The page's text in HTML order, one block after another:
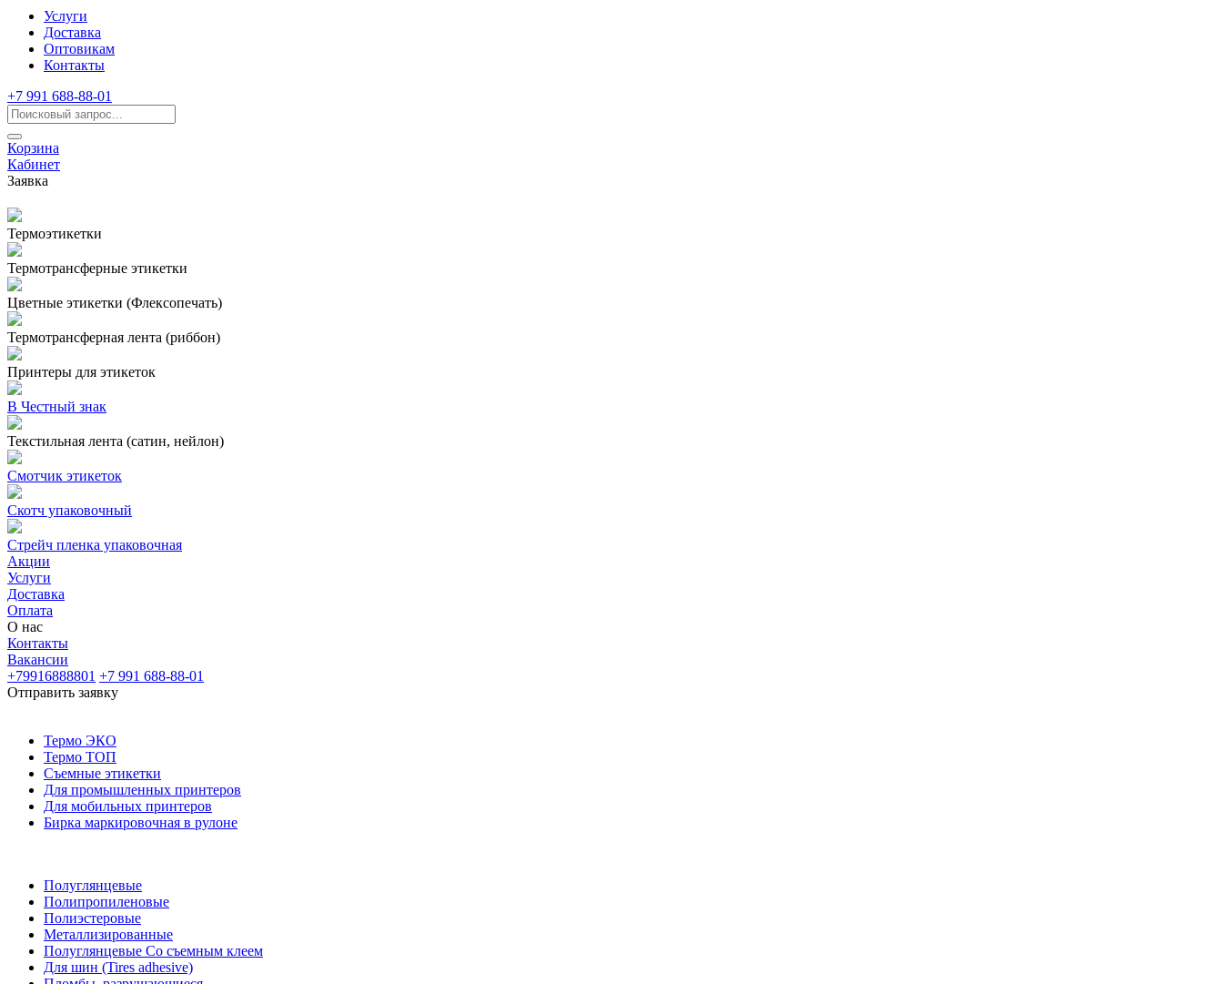
Услуги
Доставка
Оптовикам
Контакты
+7 991 688-88-01
Корзина
Кабинет
Заявка
Термоэтикетки
Термотрансферные этикетки
Цветные этикетки (Флексопечать)
Термотрансферная лента (риббон)
Принтеры для этикеток
В Честный знак
Текстильная лента (сатин, нейлон)
Смотчик этикеток
Скотч упаковочный
Стрейч пленка упаковочная
Акции
Услуги
Доставка
Оплата
О нас
Контакты
Вакансии
+79916888801 +7 991 688-88-01
Отправить заявку
Термо ЭКО
Термо ТОП
Съемные этикетки
Для промышленных принтеров
Для мобильных принтеров
Бирка маркировочная в рулоне
Полуглянцевые
Полипропиленовые
Полиэстеровые
Металлизированные
Полуглянцевые Со съемным клеем
Для шин (Tires adhesive)